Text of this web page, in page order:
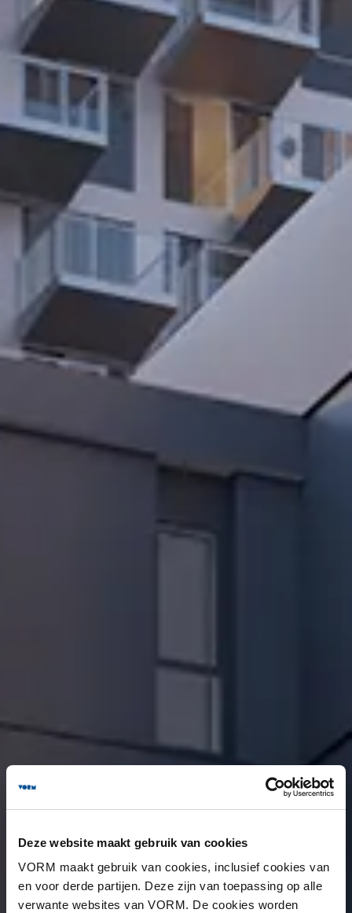
Deze website maakt gebruik van cookies
VORM maakt gebruik van cookies, inclusief cookies van
en voor derde partijen. Deze zijn van toepassing op alle
verwante websites van VORM. De cookies worden